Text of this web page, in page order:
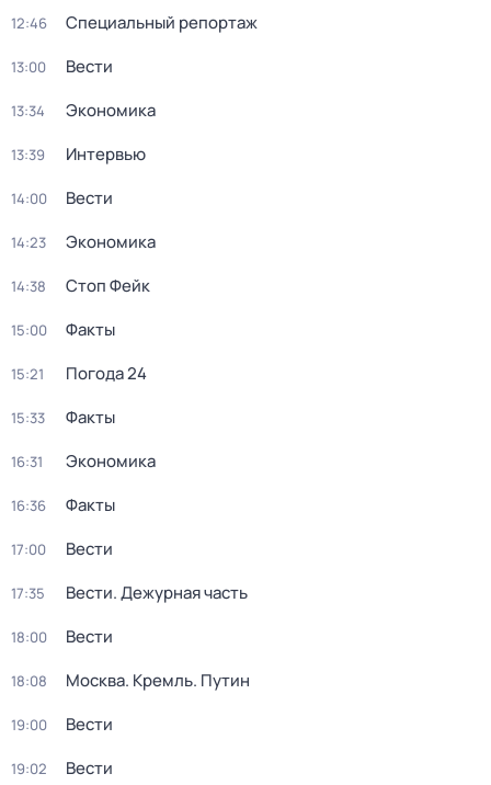
12:46 Специальный репортаж
13:00 Вести
13:34 Экономика
13:39 Интервью
14:00 Вести
14:23 Экономика
14:38 Стоп Фейк
15:00 Факты
15:21 Погода 24
15:33 Факты
16:31 Экономика
16:36 Факты
17:00 Вести
17:35 Вести. Дежурная часть
18:00 Вести
18:08 Москва. Кремль. Путин
19:00 Вести
19:02 Вести